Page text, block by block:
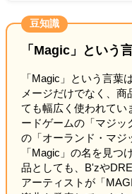
豆知識
「Magic」という
「Magic」という言葉
メージだけでなく、
ても幅広く使われてい
ードゲームの「マジッ
の「オーランド・マジ
「Magic」の名を見つ
品としても、B'zや
アーティストが「